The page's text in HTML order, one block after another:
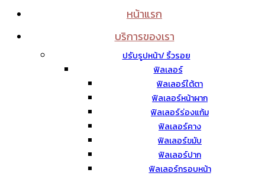
หน้าแรก
บริการของเรา
ปรับรูปหน้า/ ริ้วรอย
ฟิลเลอร์
ฟิลเลอร์ใต้ตา
ฟิลเลอร์หน้าผาก
ฟิลเลอร์ร่องแก้ม
ฟิลเลอร์คาง
ฟิลเลอร์ขมับ
ฟิลเลอร์ปาก
ฟิลเลอร์กรอบหน้า